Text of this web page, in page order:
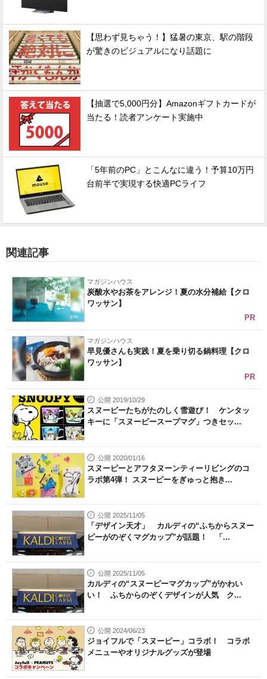
【思わず見ちゃう！】猛暑の東京、駅の階段
が驚きのビジュアルになり話題に
【抽選で5,000円分】Amazonギフトカードが
当たる！読者アンケート実施中
「5年前のPC」とこんなに違う！予算10万円
台前半で実現する快適PCライフ
関連記事
マガジンハウス
炭酸水やお茶をアレンジ！夏の水分補給【クロ
ワッサン】
PR
マガジンハウス
早見優さんも実践！夏を乗り切る鍋料理【クロ
ワッサン】
PR
公開 2019/10/29
スヌーピーたちがたのしく雪遊び！ ケンタッ
キーに「スヌーピースープマグ」つきセッ...
公開 2020/01/16
スヌーピーとアフタヌーンティーリビングのコ
ラボ第4弾！ スヌーピーをぎゅっと抱き...
公開 2025/11/05
「デザイン天才」 カルディの“ふちからスヌー
ピーがのぞくマグカップ”が話題！ 「...
公開 2025/11/05
カルディの“スヌーピーマグカップ”がかわい
い！ ふちからのぞくデザインが人気 ク...
公開 2024/06/23
ジョイフルで「スヌーピー」コラボ！ コラボ
メニューやオリジナルグッズが登場